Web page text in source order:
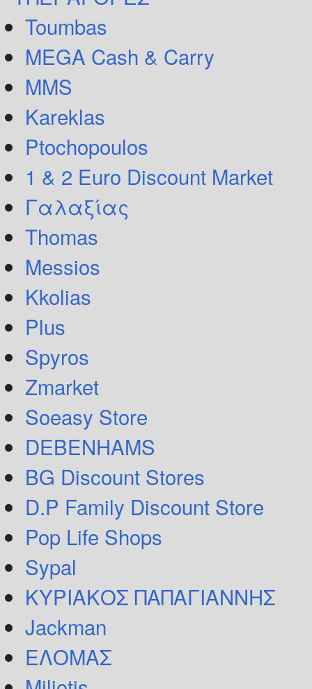
Toumbas
MEGA Cash & Carry
MMS
Kareklas
Ptochopoulos
1 & 2 Euro Discount Market
Γαλαξίας
Thomas
Messios
Kkolias
Plus
Spyros
Zmarket
Soeasy Store
DEBENHAMS
BG Discount Stores
D.P Family Discount Store
Pop Life Shops
Sypal
ΚΥΡΙΑΚΟΣ ΠΑΠΑΓΙΑΝΝΗΣ
Jackman
ΕΛΟΜΑΣ